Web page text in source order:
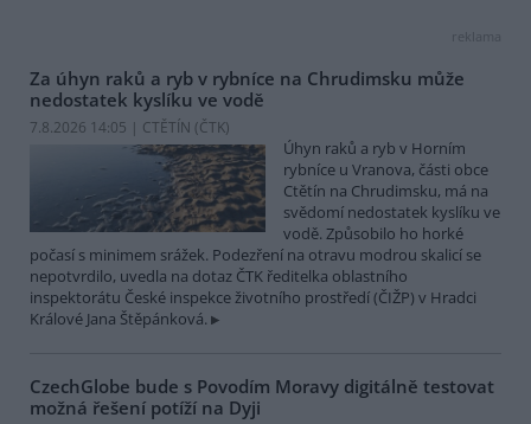
reklama
Za úhyn raků a ryb v rybníce na Chrudimsku může
nedostatek kyslíku ve vodě
7.8.2026 14:05 | CTĚTÍN (ČTK)
Úhyn raků a ryb v Horním
rybníce u Vranova, části obce
Ctětín na Chrudimsku, má na
svědomí nedostatek kyslíku ve
vodě. Způsobilo ho horké
počasí s minimem srážek. Podezření na otravu modrou skalicí se
nepotvrdilo, uvedla na dotaz ČTK ředitelka oblastního
inspektorátu České inspekce životního prostředí (ČIŽP) v Hradci
Králové Jana Štěpánková.
CzechGlobe bude s Povodím Moravy digitálně testovat
možná řešení potíží na Dyji